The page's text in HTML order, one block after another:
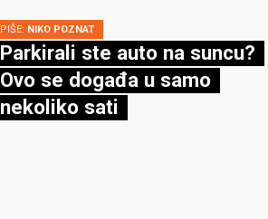
PIŠE: NIKO POZNAT
Parkirali ste auto na suncu?
Ovo se događa u samo
nekoliko sati